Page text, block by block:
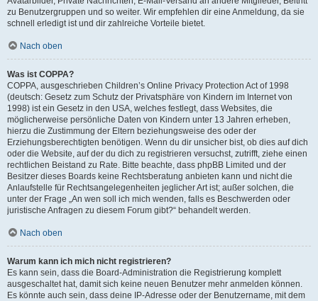
zu Benutzergruppen und so weiter. Wir empfehlen dir eine Anmeldung, da sie
schnell erledigt ist und dir zahlreiche Vorteile bietet.
Nach oben
Was ist COPPA?
COPPA, ausgeschrieben Children’s Online Privacy Protection Act of 1998
(deutsch: Gesetz zum Schutz der Privatsphäre von Kindern im Internet von
1998) ist ein Gesetz in den USA, welches festlegt, dass Websites, die
möglicherweise persönliche Daten von Kindern unter 13 Jahren erheben,
hierzu die Zustimmung der Eltern beziehungsweise des oder der
Erziehungsberechtigten benötigen. Wenn du dir unsicher bist, ob dies auf dich
oder die Website, auf der du dich zu registrieren versuchst, zutrifft, ziehe einen
rechtlichen Beistand zu Rate. Bitte beachte, dass phpBB Limited und der
Besitzer dieses Boards keine Rechtsberatung anbieten kann und nicht die
Anlaufstelle für Rechtsangelegenheiten jeglicher Art ist; außer solchen, die
unter der Frage „An wen soll ich mich wenden, falls es Beschwerden oder
juristische Anfragen zu diesem Forum gibt?“ behandelt werden.
Nach oben
Warum kann ich mich nicht registrieren?
Es kann sein, dass die Board-Administration die Registrierung komplett
ausgeschaltet hat, damit sich keine neuen Benutzer mehr anmelden können.
Es könnte auch sein, dass deine IP-Adresse oder der Benutzername, mit dem